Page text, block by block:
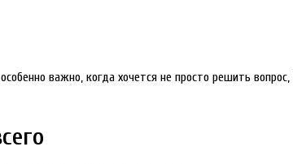
важно, когда хочется не просто решить вопрос,